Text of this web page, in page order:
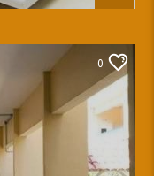
0